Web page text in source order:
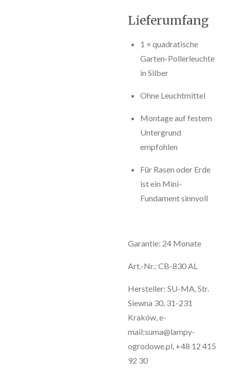
Lieferumfang
1 × quadratische
Garten-Pollerleuchte
in Silber
Ohne Leuchtmittel
Montage auf festem
Untergrund
empfohlen
Für Rasen oder Erde
ist ein Mini-
Fundament sinnvoll
Garantie: 24 Monate
Art.-Nr.: CB-830 AL
Hersteller: SU-MA, Str.
Siewna 30, 31-231
Kraków, e-
mail:suma@lampy-
ogrodowe.pl, +48 12 415
92 30